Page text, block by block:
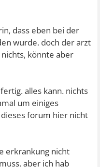
dass eben bei der
wurde. doch der arzt
könnte aber
alles kann. nichts
um einiges
forum hier nicht
erkrankung nicht
aber ich hab